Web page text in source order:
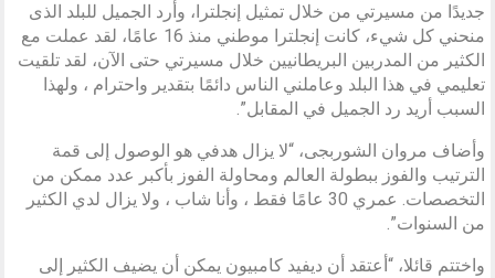
جديدًا من مسيرتي من خلال تمثيل إنجلترا، وأرد الجميل للبلد الذى
منحني كل شيء، كانت إنجلترا موطني منذ 16 عامًا، لقد عملت مع
الكثير من المدربين البريطانيين خلال مسيرتي حتى الآن، لقد تلقيت
تعليمي في هذا البلد وعاملني الناس دائمًا بتقدير واحترام ، ولهذا
السبب أريد رد الجميل في المقابل”.
وأضاف مروان الشوربجى، “لا يزال هدفي هو الوصول إلى قمة
الترتيب والفوز ببطولة العالم ومحاولة الفوز بأكبر عدد ممكن من
التخصصات. عمري 30 عامًا فقط ، وأنا شاب ، ولا يزال لدي الكثير
من السنوات”.
واختتم قائلا، “أعتقد أن ديفيد كامبيون يمكن أن يضيف الكثير إلى